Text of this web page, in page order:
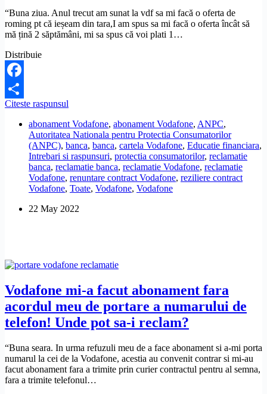
reclamație?
“Buna ziua. Anul trecut am sunat la vdf sa mi facă o oferta de
roming pt că ieșeam din tara,I am spus sa mi facă o oferta încât să
mă țină 2 săptămâni, mi sa spus că voi plati 1…
Distribuie
Facebook
Share
Citeste raspunsul
a
prelungit
abonamentul
fara
sa
ma
anunte
nu-
Unde
depune
o
reclamatie?
abonament Vodafone, abonament Vodafone, ANPC,
Autoritatea Nationala pentru Protectia Consumatorilor
(ANPC), banca, banca, cartela Vodafone, Educatie financiara,
Intrebari si raspunsuri, protectia consumatorilor, reclamatie
banca, reclamatie banca, reclamatie Vodafone, reclamatie
Vodafone, renuntare contract Vodafone, reziliere contract
Vodafone, Toate, Vodafone, Vodafone
22 May 2022
Vodafone mi-a facut abonament fara
acordul meu de portare a numarului de
telefon! Unde pot sa-i reclam?
“Buna seara. In urma refuzuli meu de a face abonament si a-mi porta
numarul la cei de la Vodafone, acestia au convenit contrar si mi-au
facut abonament fara a trimite prin curier contractul pentru al semna,
fara a trimite telefonul…